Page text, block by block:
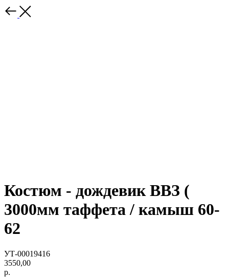
Костюм - дождевик ВВЗ (
3000мм таффета / камыш 60-
62
УТ-00019416
3550,00
р.